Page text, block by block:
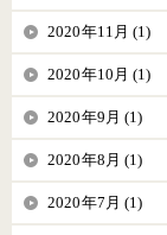
2020年11月 (1)
2020年10月 (1)
2020年9月 (1)
2020年8月 (1)
2020年7月 (1)